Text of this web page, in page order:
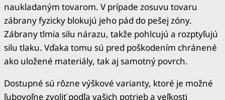
naukladaným tovarom. V prípade zosuvu tovaru
zábrany fyzicky blokujú jeho pád do pešej zóny.
Zábrany tlmia silu nárazu, takže pohlcujú a rozptyľujú
silu tlaku. Vďaka tomu sú pred poškodením chránené
ako uložené materiály, tak aj samotný povrch.
Dostupné sú rôzne výškové varianty, ktoré je možné
ľubovoľne zvoliť podľa vašich potrieb a veľkosti